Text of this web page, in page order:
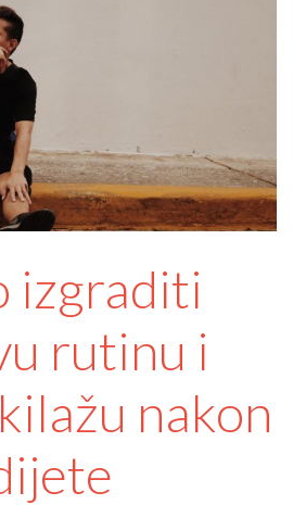
izgraditi
rutinu i
nakon